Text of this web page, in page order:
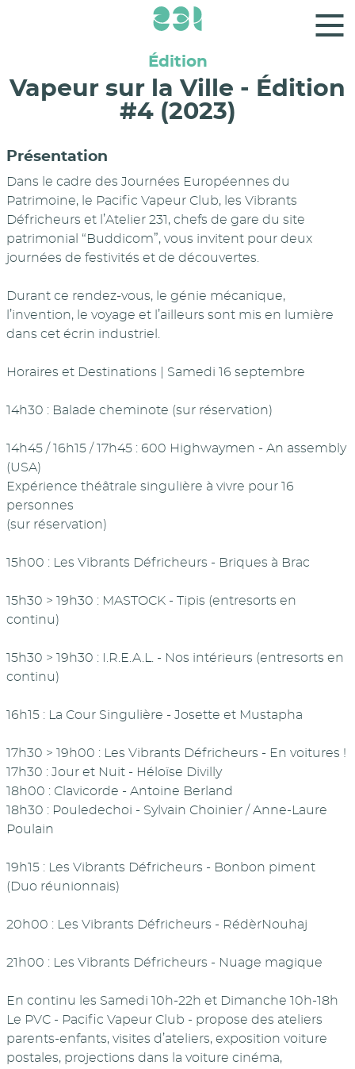
Panneau de gestion des cookies
Édition
Vapeur sur la Ville - Édition
#4 (2023)
Présentation
Dans le cadre des Journées Européennes du
Patrimoine, le Pacific Vapeur Club, les Vibrants
Défricheurs et l’Atelier 231, chefs de gare du site
patrimonial “Buddicom”, vous invitent pour deux
journées de festivités et de découvertes.
Durant ce rendez-vous, le génie mécanique,
l’invention, le voyage et l’ailleurs sont mis en lumière
dans cet écrin industriel.
Horaires et Destinations | Samedi 16 septembre
14h30 : Balade cheminote (sur réservation)
14h45 / 16h15 / 17h45 : 600 Highwaymen - An assembly
(USA)
Expérience théâtrale singulière à vivre pour 16
personnes
(sur réservation)
15h00 : Les Vibrants Défricheurs - Briques à Brac
15h30 > 19h30 : MASTOCK - Tipis (entresorts en
continu)
15h30 > 19h30 : I.R.E.A.L. - Nos intérieurs (entresorts en
continu)
16h15 : La Cour Singulière - Josette et Mustapha
17h30 > 19h00 : Les Vibrants Défricheurs - En voitures !
17h30 : Jour et Nuit - Héloïse Divilly
18h00 : Clavicorde - Antoine Berland
18h30 : Pouledechoi - Sylvain Choinier / Anne-Laure
Poulain
19h15 : Les Vibrants Défricheurs - Bonbon piment
(Duo réunionnais)
20h00 : Les Vibrants Défricheurs - RédèrNouhaj
21h00 : Les Vibrants Défricheurs - Nuage magique
En continu les Samedi 10h-22h et Dimanche 10h-18h
Le PVC - Pacific Vapeur Club - propose des ateliers
parents-enfants, visites d’ateliers, exposition voiture
postales, projections dans la voiture cinéma,